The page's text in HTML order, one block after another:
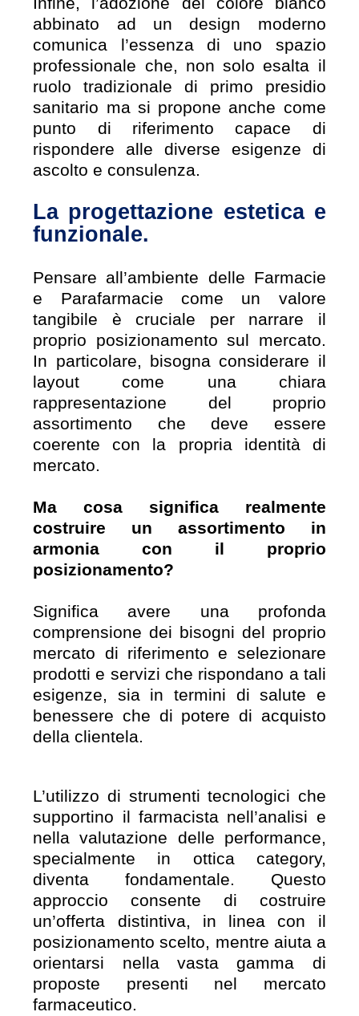
abbinato ad un design moderno
comunica l’essenza di uno spazio
professionale che, non solo esalta il
ruolo tradizionale di primo presidio
sanitario ma si propone anche come
punto di riferimento capace di
rispondere alle diverse esigenze di
ascolto e consulenza.
La progettazione estetica e
funzionale.
Pensare all’ambiente delle Farmacie
e Parafarmacie come un valore
tangibile è cruciale per narrare il
proprio posizionamento sul mercato.
In particolare, bisogna considerare il
layout come una chiara
rappresentazione del proprio
assortimento che deve essere
coerente con la propria identità di
mercato.
Ma cosa significa realmente
costruire un assortimento in
armonia con il proprio
posizionamento?
Significa avere una profonda
comprensione dei bisogni del proprio
mercato di riferimento e selezionare
prodotti e servizi che rispondano a tali
esigenze, sia in termini di salute e
benessere che di potere di acquisto
della clientela.
L’utilizzo di strumenti tecnologici che
supportino il farmacista nell’analisi e
nella valutazione delle performance,
specialmente in ottica category,
diventa fondamentale. Questo
approccio consente di costruire
un’offerta distintiva, in linea con il
posizionamento scelto, mentre aiuta a
orientarsi nella vasta gamma di
proposte presenti nel mercato
farmaceutico.